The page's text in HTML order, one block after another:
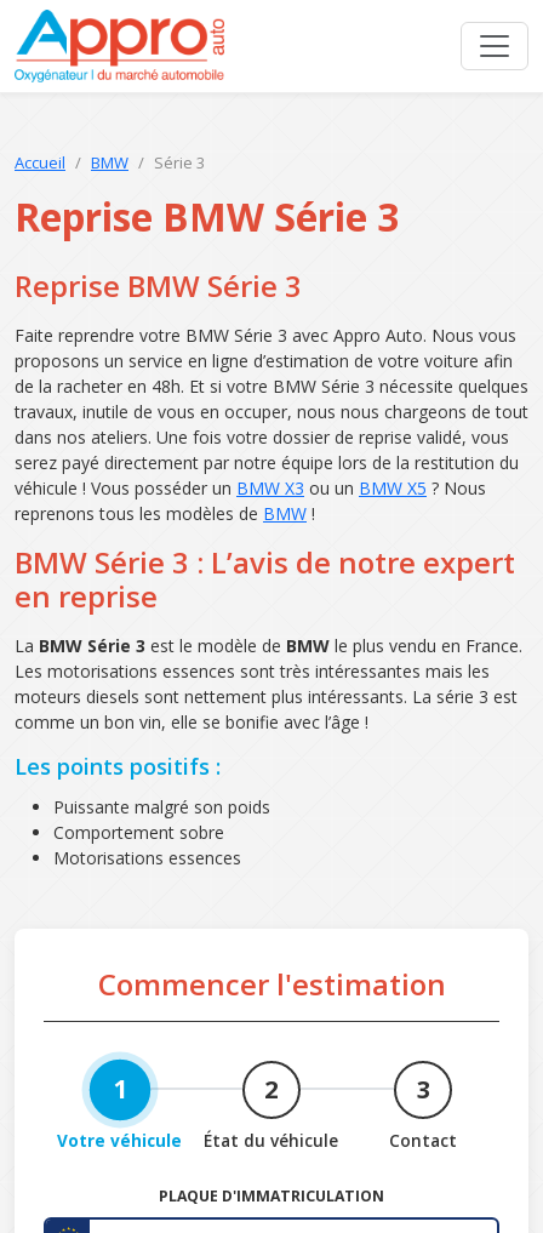
Accueil BMW Série 3
Reprise BMW Série 3
Reprise BMW Série 3
Faite reprendre votre BMW Série 3 avec Appro Auto. Nous vous
proposons un service en ligne d’estimation de votre voiture afin
de la racheter en 48h. Et si votre BMW Série 3 nécessite quelques
travaux, inutile de vous en occuper, nous nous chargeons de tout
dans nos ateliers. Une fois votre dossier de reprise validé, vous
serez payé directement par notre équipe lors de la restitution du
véhicule ! Vous posséder un BMW X3 ou un BMW X5 ? Nous
reprenons tous les modèles de BMW !
BMW Série 3 : L’avis de notre expert
en reprise
La BMW Série 3 est le modèle de BMW le plus vendu en France.
Les motorisations essences sont très intéressantes mais les
moteurs diesels sont nettement plus intéressants. La série 3 est
comme un bon vin, elle se bonifie avec l’âge !
Les points positifs :
Puissante malgré son poids
Comportement sobre
Motorisations essences
Commencer l'estimation
1
Votre véhicule
2
État du véhicule
3
Contact
PLAQUE D'IMMATRICULATION